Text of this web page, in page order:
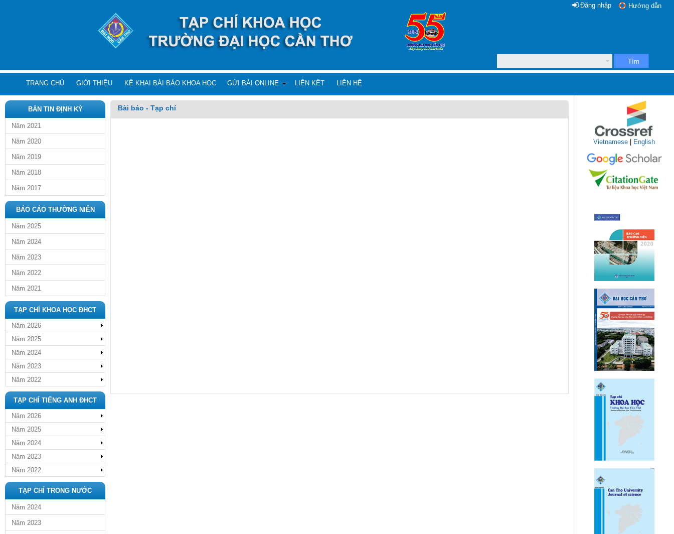
Hướng dẫn
Đăng nhập
Tìm
TRANG CHỦ GIỚI THIỆU KÊ KHAI BÀI BÁO KHOA HỌC GỬI BÀI ONLINE LIÊN KẾT LIÊN HỆ
BẢN TIN ĐỊNH KỲ
Năm 2021
Năm 2020
Năm 2019
Năm 2018
Năm 2017
BÁO CÁO THƯỜNG NIÊN
Năm 2025
Năm 2024
Năm 2023
Năm 2022
Năm 2021
TẠP CHÍ KHOA HỌC ĐHCT
Năm 2026
Năm 2025
Năm 2024
Năm 2023
Năm 2022
TẠP CHÍ TIẾNG ANH ĐHCT
Năm 2026
Năm 2025
Năm 2024
Năm 2023
Năm 2022
TẠP CHÍ TRONG NƯỚC
Năm 2024
Năm 2023
Bài báo - Tạp chí
Vietnamese English